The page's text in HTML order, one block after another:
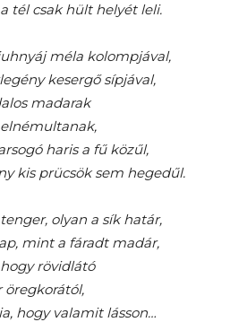
tél csak hült helyét leli.
méla kolompjával,
kesergő sípjával,
madarak
haris a fű közűl,
kis prücsök sem hegedűl.
olyan a sík határ,
mint a fáradt madár,
hogy rövidlátó
öregkorától,
hogy valamit lásson…